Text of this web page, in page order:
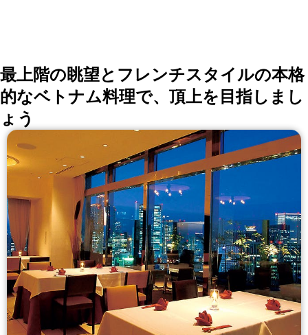
最上階の眺望とフレンチスタイルの本格
的なベトナム料理で、頂上を目指しまし
ょう